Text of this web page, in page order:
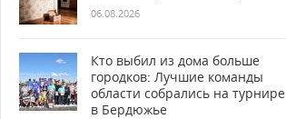
06.08.2026
Кто выбил из дома больше
городков: Лучшие команды
области собрались на турнире
в Бердюжье